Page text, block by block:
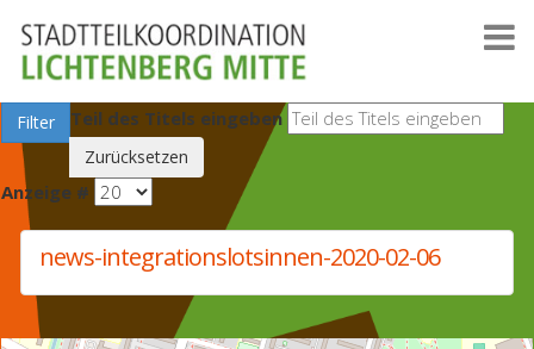
Teil des Titels eingeben
Filter
Zurücksetzen
Anzeige #
news-integrationslotsinnen-2020-02-06